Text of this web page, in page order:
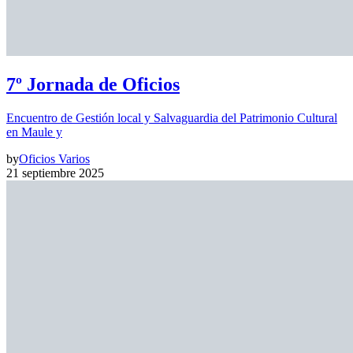
7º Jornada de Oficios
Encuentro de Gestión local y Salvaguardia del Patrimonio Cultural
en Maule y
byOficios Varios
21 septiembre 2025